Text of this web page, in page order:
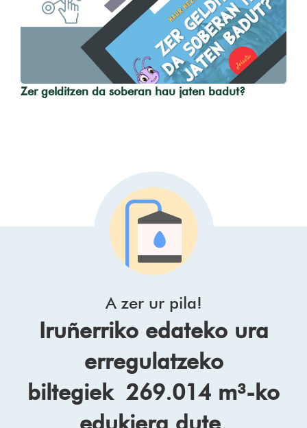
Zer gelditzen da soberan hau jaten badut?
A zer ur pila!
Iruñerriko edateko ura
erregulatzeko
biltegiek 269.014 m³-ko